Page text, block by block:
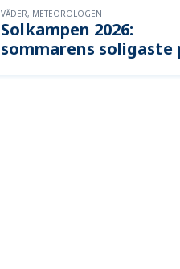
Solkampen 2026:
sommarens soligaste
VÄDER, METEOROLOGEN